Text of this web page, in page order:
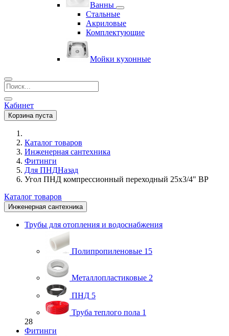
Ванны
Стальные
Акриловые
Комплектующие
Мойки кухонные
Кабинет
Корзина пуста
Каталог товаров
Инженерная сантехника
Фитинги
Для ПНДНазад
Угол ПНД компрессионный переходный 25х3/4" ВР
Каталог товаров
Инженерная сантехника
Трубы для отопления и водоснабжения
Полипропиленовые 15
Металлопластиковые 2
ПНД 5
Труба теплого пола 1
28
Фитинги